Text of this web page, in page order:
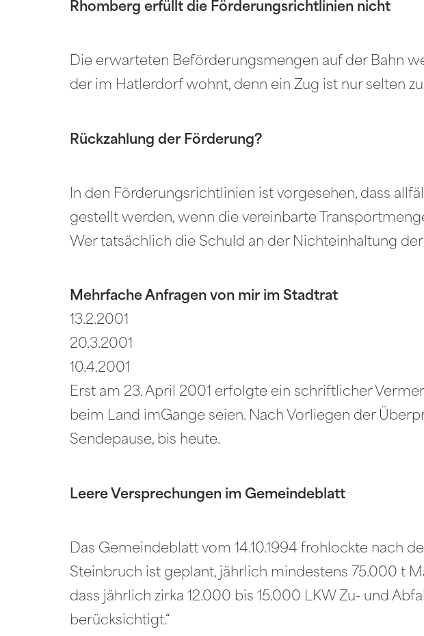
Rhomberg erfüllt die Förderungsrichtlinien nicht
Die erwarteten Beförderungsmengen auf der Bahn
der im Hatlerdorf wohnt, denn ein Zug ist nur selten zu
Rückzahlung der Förderung?
In den Förderungsrichtlinien ist vorgesehen, dass
gestellt werden, wenn die vereinbarte
Wer tatsächlich die Schuld an der Nichteinhaltung
Mehrfache Anfragen von mir im Stadtrat
13.2.2001
20.3.2001
10.4.2001
Erst am 23. April 2001 erfolgte ein schriftlicher
beim Land imGange seien. Nach Vorliegen der
Sendepause, bis heute.
Leere Versprechungen im Gemeindeblatt
Das Gemeindeblatt vom 14.10.1994 frohlockte nach
Steinbruch ist geplant, jährlich mindestens 75.000 t
dass jährlich zirka 12.000 bis 15.000 LKW Zu- und
berücksichtigt.“